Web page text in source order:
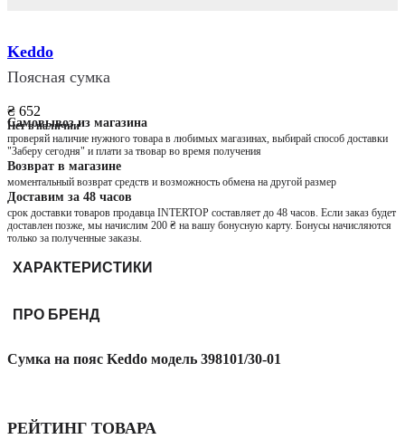
Keddo
Поясная сумка
₴ 652
Нет в наличии
Самовывоз из магазина
проверяй наличие нужного товара в любимых магазинах, выбирай способ доставки
"Заберу сегодня" и плати за твовар во время получения
Возврат в магазине
моментальный возврат средств и возможность обмена на другой размер
Доставим за 48 часов
срок доставки товаров продавца INTERTOP составляет до 48 часов. Если заказ будет
доставлен позже, мы начислим 200 ₴ на вашу бонусную карту. Бонусы начисляются
только за полученные заказы.
ХАРАКТЕРИСТИКИ
ПРО БРЕНД
Сумка на пояс Keddo модель 398101/30-01
РЕЙТИНГ ТОВАРА